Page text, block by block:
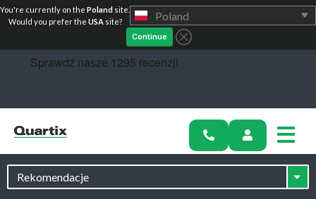
You're currently on the Poland site.
Would you prefer the USAsite? Poland
Continue
Zacznij